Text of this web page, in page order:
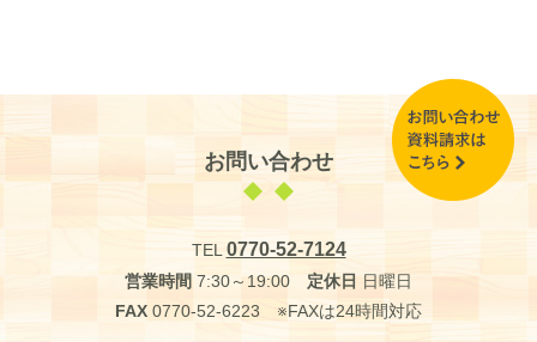
お問い合わせ
TEL0770-52-7124
営業時間 7:30～19:00 定休日 日曜日
FAX 0770-52-6223 ※FAXは24時間対応